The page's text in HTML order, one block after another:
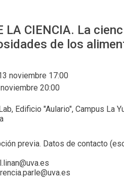
LA CIENCIA. La
de los
noviembre 17:00
20:00
Edificio "Aulario", Campus La
previa. Datos de contacto